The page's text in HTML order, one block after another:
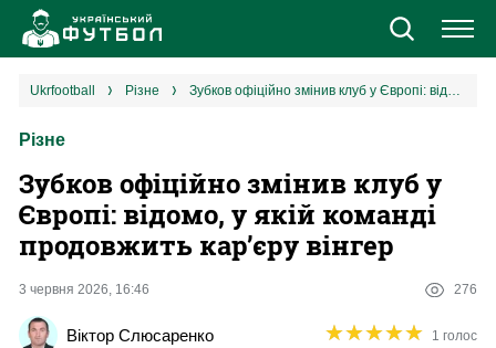
Новини
Єврокубки
УПЛ
ukrfootball різне Зубков офіційно змінив клуб у Європі: відомо, у якій команді продовжить кар’єру вінгер
Різне
Зубков офіційно змінив клуб у
Європі: відомо, у якій команді
продовжить кар’єру вінгер
3 червня 2026, 16:46 276
Віктор Слюсаренко ★★★★★
★★★★★ 1 голос